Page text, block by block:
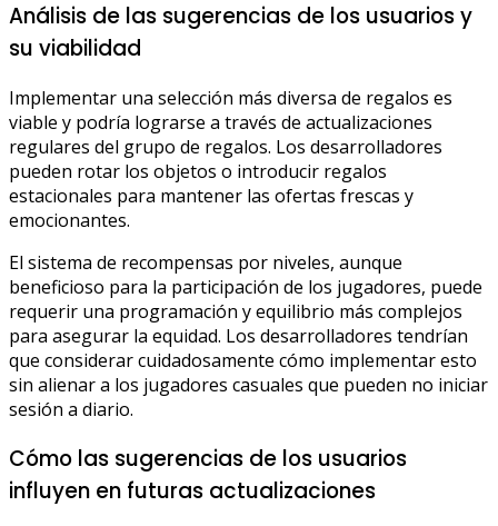
Análisis de las sugerencias de los usuarios y
su viabilidad
Implementar una selección más diversa de regalos es
viable y podría lograrse a través de actualizaciones
regulares del grupo de regalos. Los desarrolladores
pueden rotar los objetos o introducir regalos
estacionales para mantener las ofertas frescas y
emocionantes.
El sistema de recompensas por niveles, aunque
beneficioso para la participación de los jugadores, puede
requerir una programación y equilibrio más complejos
para asegurar la equidad. Los desarrolladores tendrían
que considerar cuidadosamente cómo implementar esto
sin alienar a los jugadores casuales que pueden no iniciar
sesión a diario.
Cómo las sugerencias de los usuarios
influyen en futuras actualizaciones